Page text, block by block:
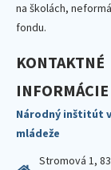
na školách,
fondu.
KONTAKTNÉ
INFORMÁCIE
Národný inštitút
mládeže
Stromová 1,